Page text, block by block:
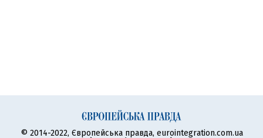
© 2014-2022, Європейська правда, eurointegration.com.ua